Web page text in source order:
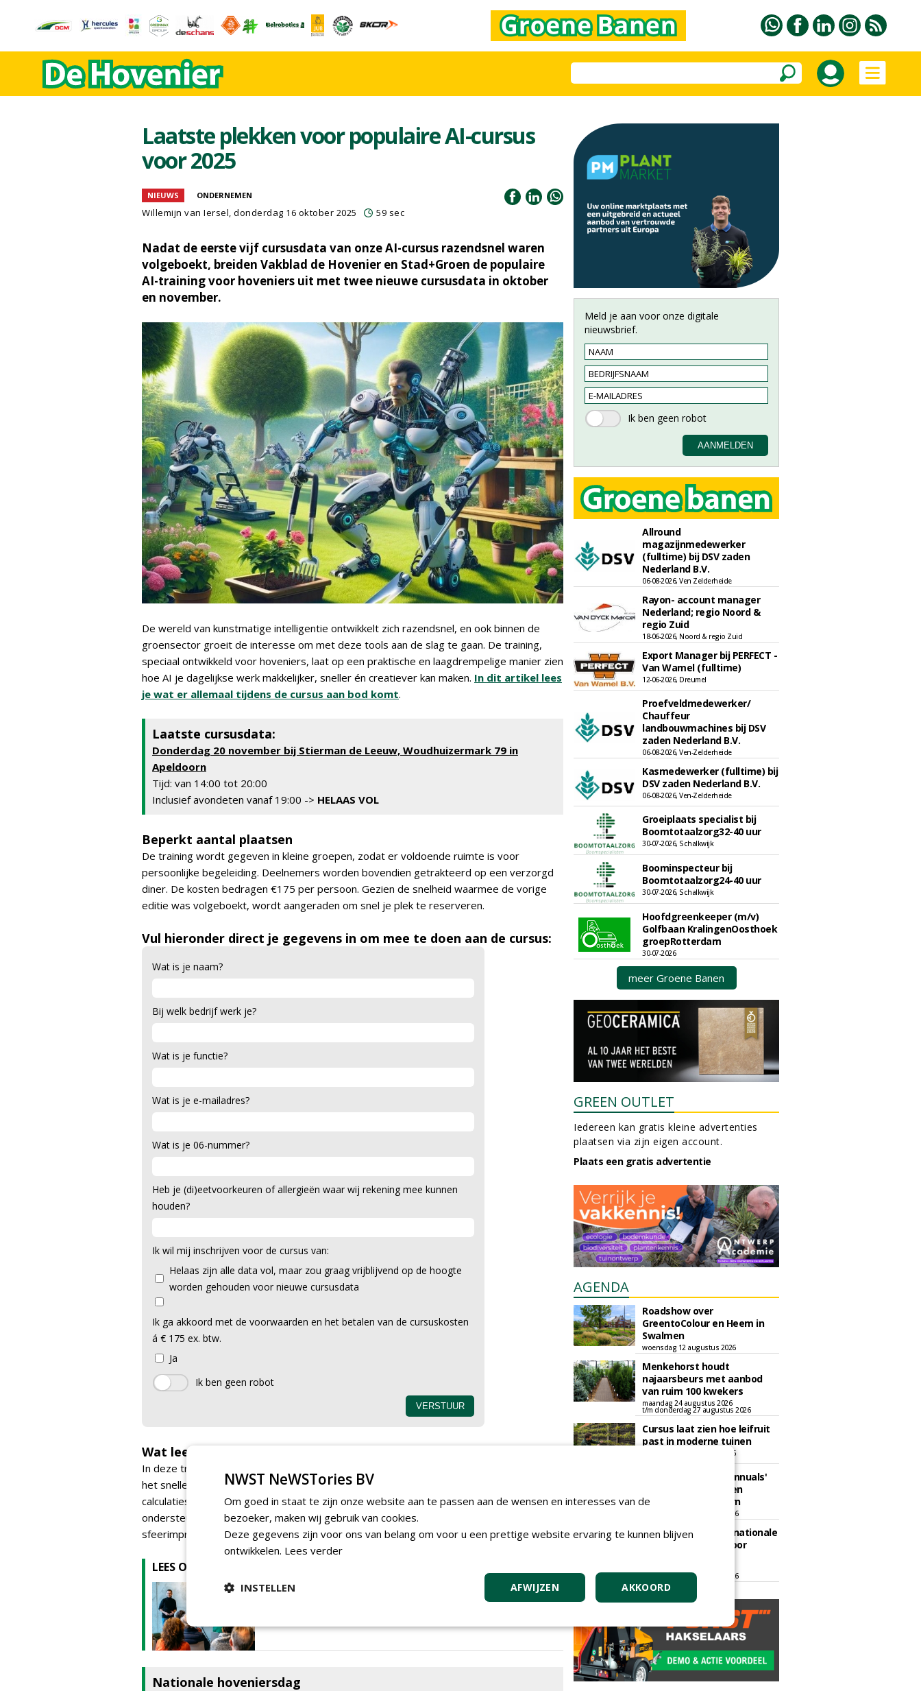
Laatste plekken voor populaire AI-cursus
voor 2025
NIEUWS ONDERNEMEN
Willemijn van Iersel, donderdag 16 oktober 2025 59 sec
Nadat de eerste vijf cursusdata van onze AI-cursus razendsnel waren
volgeboekt, breiden Vakblad de Hovenier en Stad+Groen de populaire
AI-training voor hoveniers uit met twee nieuwe cursusdata in oktober
en november.
De wereld van kunstmatige intelligentie ontwikkelt zich razendsnel, en ook binnen de
groensector groeit de interesse om met deze tools aan de slag te gaan. De training,
speciaal ontwikkeld voor hoveniers, laat op een praktische en laagdrempelige manier zien
hoe AI je dagelijkse werk makkelijker, sneller én creatiever kan maken. In dit artikel lees
je wat er allemaal tijdens de cursus aan bod komt.
Laatste cursusdata:
Donderdag 20 november bij Stierman de Leeuw, Woudhuizermark 79 in
Apeldoorn
Tijd: van 14:00 tot 20:00
Inclusief avondeten vanaf 19:00 -> HELAAS VOL
Beperkt aantal plaatsen
De training wordt gegeven in kleine groepen, zodat er voldoende ruimte is voor
persoonlijke begeleiding. Deelnemers worden bovendien getrakteerd op een verzorgd
diner. De kosten bedragen €175 per persoon. Gezien de snelheid waarmee de vorige
editie was volgeboekt, wordt aangeraden om snel je plek te reserveren.
Vul hieronder direct je gegevens in om mee te doen aan de cursus:
Wat is je naam?
Bij welk bedrijf werk je?
Wat is je functie?
Wat is je e-mailadres?
Wat is je 06-nummer?
Heb je (di)eetvoorkeuren of allergieën waar wij rekening mee kunnen
houden?
Ik wil mij inschrijven voor de cursus van:
Helaas zijn alle data vol, maar zou graag vrijblijvend op de hoogte
worden gehouden voor nieuwe cursusdata
Ik ga akkoord met de voorwaarden en het betalen van de cursuskosten
á € 175 ex. btw.
Ja
Wat leer je tijdens deze cusus?
In deze training leer je hoe AI je werk als hovenier efficiënter en creatiever maakt: van
het sneller opstellen van offertes en vacatureteksten tot het automatiseren van
calculaties en het verbeteren van aanbestedingen. Daarnaast ontdek je hoe AI kan
ondersteunen bij tuinontwerpen, plantenzorg en het maken van professionele visuals en
sfeerimpressies. Meer weten? Lees dan onderstaand artikel!
LEES OOK
Vakblad de Hovenier lanceert een speciale praktische AI-
Nationale hoveniersdag
Meld je aan voor onze digitale
nieuwsbrief.
Allround
magazijnmedewerker
(fulltime) bij DSV zaden
Nederland B.V.
06-08-2026, Ven Zelderheide
Rayon- account manager
Nederland; regio Noord &
regio Zuid
18-06-2026, Noord & regio Zuid
Export Manager bij PERFECT -
Van Wamel (fulltime)
12-06-2026, Dreumel
Proefveldmedewerker/
Chauffeur
landbouwmachines bij DSV
zaden Nederland B.V.
06-08-2026, Ven-Zelderheide
Kasmedewerker (fulltime) bij
DSV zaden Nederland B.V.
06-08-2026, Ven-Zelderheide
Groeiplaats specialist bij
Boomtotaalzorg32-40 uur
30-07-2026, Schalkwijk
Boominspecteur bij
Boomtotaalzorg24-40 uur
30-07-2026, Schalkwijk
Hoofdgreenkeeper (m/v)
Golfbaan KralingenOosthoek
groepRotterdam
30-07-2026
meer Groene Banen
GREEN OUTLET
Iedereen kan gratis kleine advertenties
plaatsen via zijn eigen account.
Plaats een gratis advertentie
AGENDA
Roadshow over
GreentoColour en Heem in
Swalmen
woensdag 12 augustus 2026
Menkehorst houdt
najaarsbeurs met aanbod
van ruim 100 kwekers
maandag 24 augustus 2026
t/m donderdag 27 augustus 2026
Cursus laat zien hoe leifruit
past in moderne tuinen
woensdag 26 augustus 2026
Vakdag 'All About Annuals'
zet eenjarige planten
centraal in Appeltern
donderdag 27 augustus 2026
GaLaBau 2026: internationale
ontmoetingsplek voor
t/m vrijdag 18 september 2026
NWST NeWSTories BV
Om goed in staat te zijn onze website aan te passen aan de wensen en interesses van de
bezoeker, maken wij gebruik van cookies.
Deze gegevens zijn voor ons van belang om voor u een prettige website ervaring te kunnen blijven
ontwikkelen. Lees verder
AKKOORD
AFWIJZEN
INSTELLEN